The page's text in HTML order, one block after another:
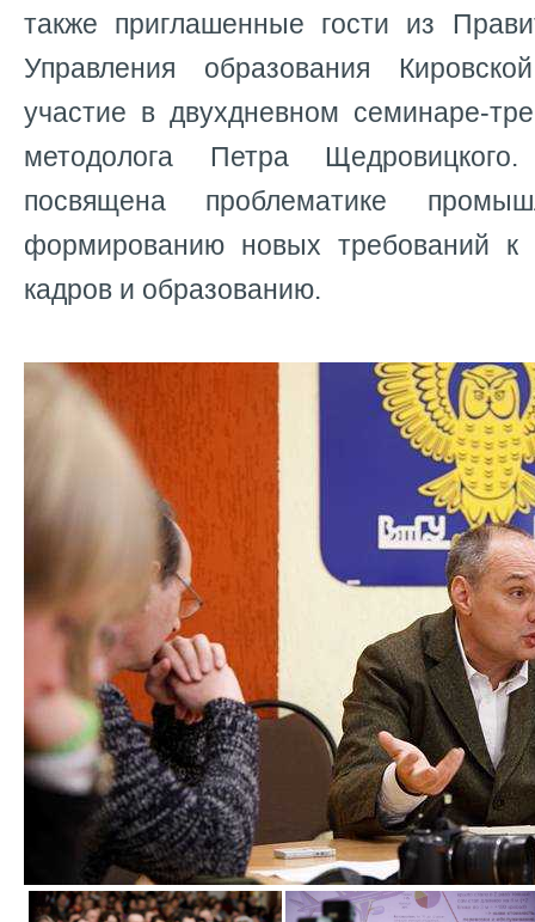
также приглашенные гости из
Управления образования
участие в двухдневном семинаре-
методолога Петра
посвящена проблематике
формированию новых требований к
кадров и образованию.